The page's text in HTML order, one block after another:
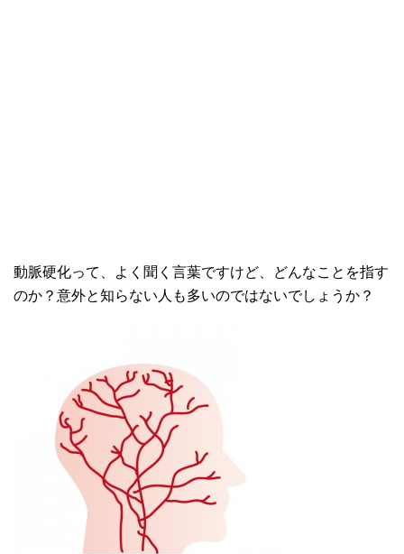
動脈硬化って、よく聞く言葉ですけど、どんなことを指す
のか？意外と知らない人も多いのではないでしょうか？